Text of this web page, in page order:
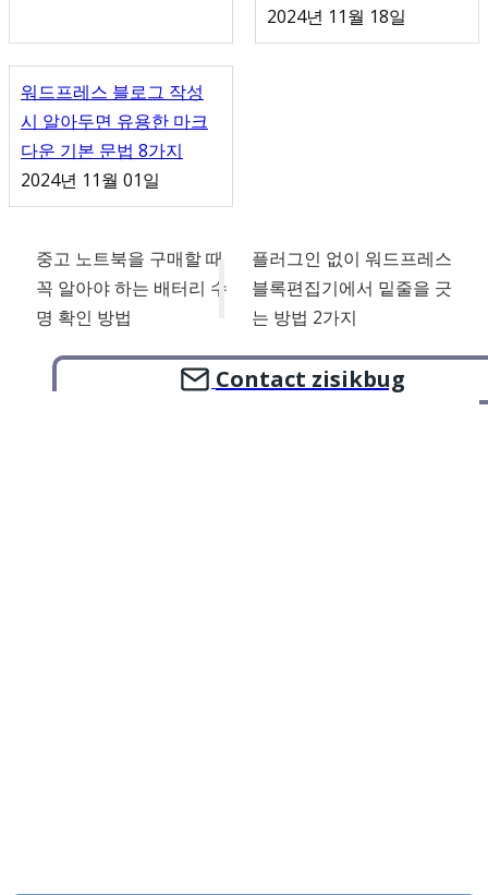
2024년 11월 18일
워드프레스 블로그 작성
시 알아두면 유용한 마크
다운 기본 문법 8가지
2024년 11월 01일
중고 노트북을 구매할 때
꼭 알아야 하는 배터리 수
명 확인 방법
플러그인 없이 워드프레스
블록편집기에서 밑줄을 긋
는 방법 2가지
Contact zisikbug